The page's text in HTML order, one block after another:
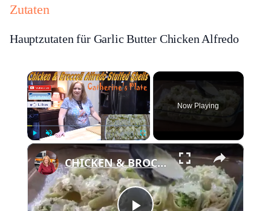
Zutaten
Hauptzutaten für Garlic Butter Chicken Alfredo
×
Fullscreen
Now Playing
×
CHICKEN & BROCCOLI ALFREDO STUFFED SHELLS